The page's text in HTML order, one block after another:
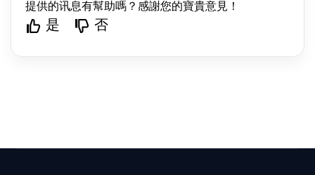
提供的讯息有幫助嗎？感謝您的寶貴意見！
是 否